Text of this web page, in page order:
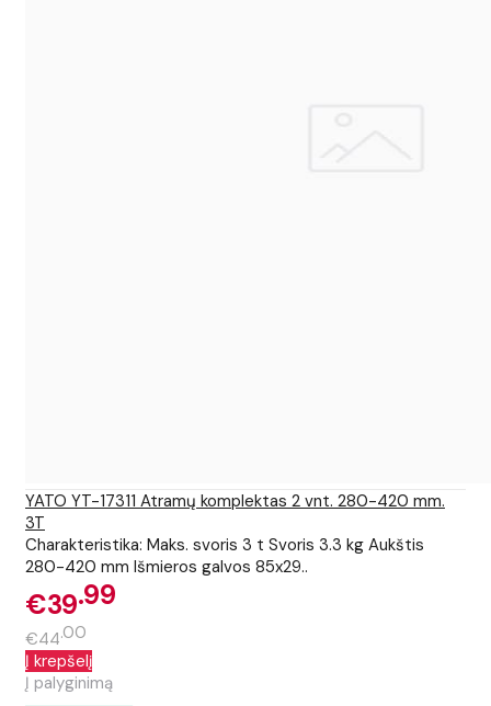
YATO YT-17311 Atramų komplektas 2 vnt. 280-420 mm.
3T
Charakteristika: Maks. svoris 3 t Svoris 3.3 kg Aukštis
280-420 mm Išmieros galvos 85x29..
€39 99
€44 00
Į krepšelį
Į palyginimą